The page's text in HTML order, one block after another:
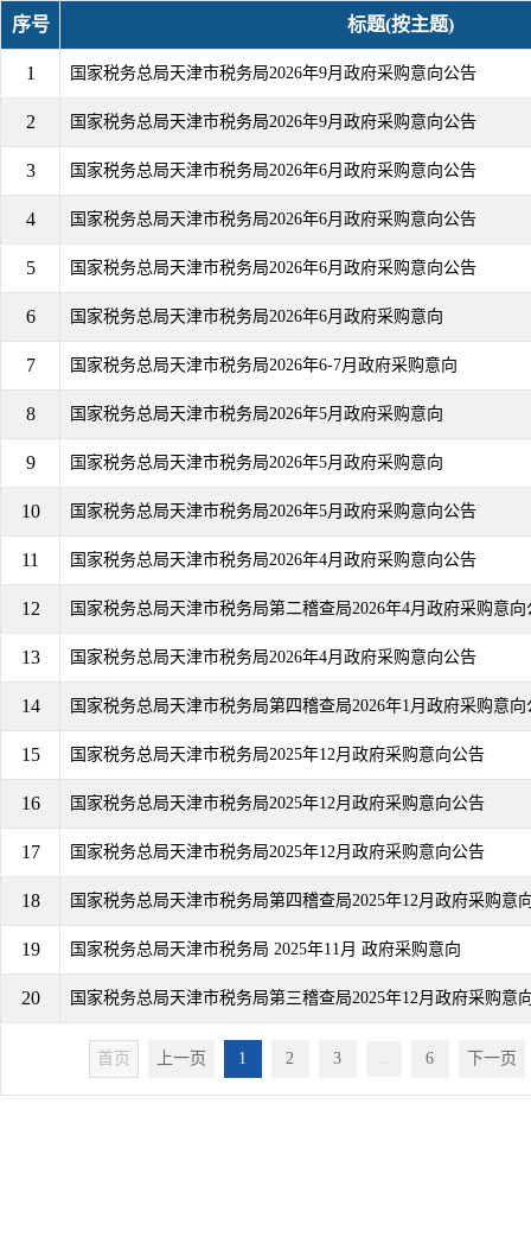
序号 标题(按主题)
1 国家税务总局天津市税务局2026年9月政府采购意向公告
2 国家税务总局天津市税务局2026年9月政府采购意向公告
3 国家税务总局天津市税务局2026年6月政府采购意向公告
4 国家税务总局天津市税务局2026年6月政府采购意向公告
5 国家税务总局天津市税务局2026年6月政府采购意向公告
6 国家税务总局天津市税务局2026年6月政府采购意向
7 国家税务总局天津市税务局2026年6-7月政府采购意向
8 国家税务总局天津市税务局2026年5月政府采购意向
9 国家税务总局天津市税务局2026年5月政府采购意向
10 国家税务总局天津市税务局2026年5月政府采购意向公告
11 国家税务总局天津市税务局2026年4月政府采购意向公告
12 国家税务总局天津市税务局第二稽查局2026年4月政府采购意向
13 国家税务总局天津市税务局2026年4月政府采购意向公告
14 国家税务总局天津市税务局第四稽查局2026年1月政府采购意向
15 国家税务总局天津市税务局2025年12月政府采购意向公告
16 国家税务总局天津市税务局2025年12月政府采购意向公告
17 国家税务总局天津市税务局2025年12月政府采购意向公告
18 国家税务总局天津市税务局第四稽查局2025年12月政府采购意
19 国家税务总局天津市税务局 2025年11月 政府采购意向
20 国家税务总局天津市税务局第三稽查局2025年12月政府采购意
首页 上一页 1 2 3 ... 6 下一页